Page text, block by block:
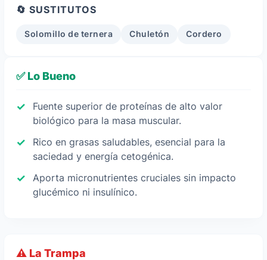
🔄 SUSTITUTOS
Solomillo de ternera Chuletón Cordero
✅ Lo Bueno
Fuente superior de proteínas de alto valor
biológico para la masa muscular.
Rico en grasas saludables, esencial para la
saciedad y energía cetogénica.
Aporta micronutrientes cruciales sin impacto
glucémico ni insulínico.
⚠️ La Trampa